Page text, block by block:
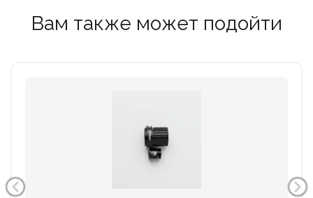
Вам также может подойти